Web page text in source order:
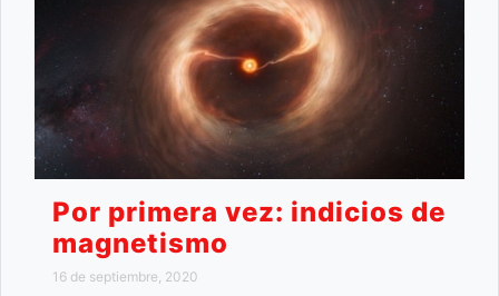
Por primera vez: indicios de
magnetismo
16 de septiembre, 2020